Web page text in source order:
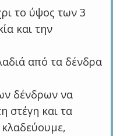
το ύψος των 3
και την
από τα δένδρα
δένδρων να
στέγη και τα